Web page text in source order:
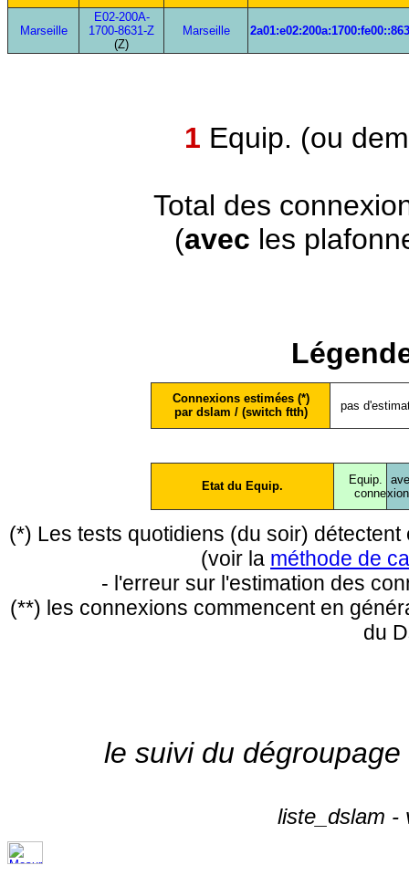
Marseille
E02-200A-
1700-8631-Z
(Z)
Marseille
1 Equip. (ou
Total des
(avec les
Connexions estimées (*)
par dslam / (switch ftth)
pas
Etat du Equip.
Equip.
conne
(*) Les tests quotidiens (du soir)
(voir la méthode de
- l'erreur sur l'estimation des
(**) les connexions commencent en
du
le suivi du
liste_dslam -